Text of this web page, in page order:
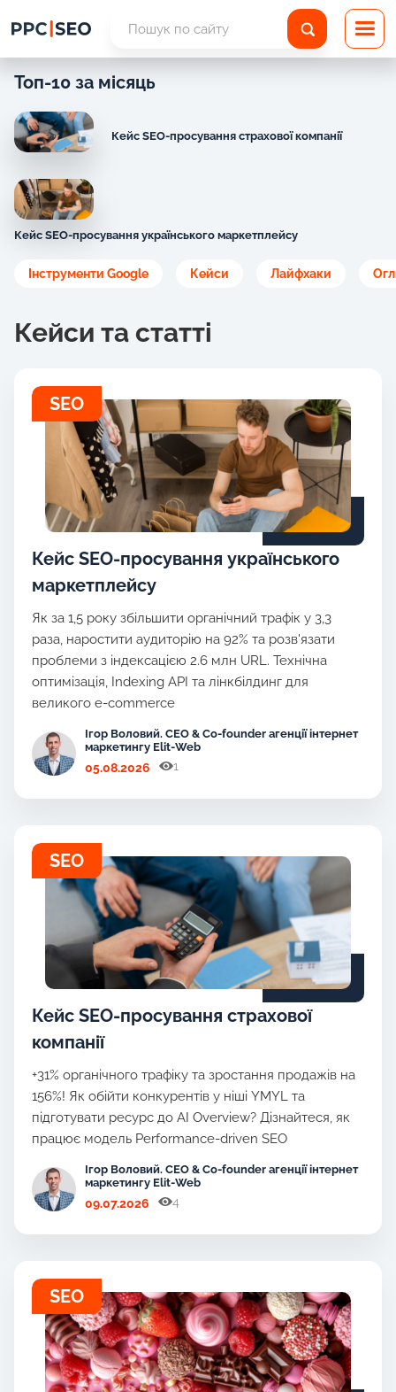
Топ-10 за місяць
Кейс SEO-просування страхової компанії
Кейс SEO-просування українського маркетплейсу
Інструменти Google Кейси Лайфхаки
Кейси та статті
SEO
Кейс SEO-просування українського
маркетплейсу
Як за 1,5 року збільшити органічний трафік у 3,3
раза, наростити аудиторію на 92% та розв'язати
проблеми з індексацією 2.6 млн URL. Технічна
оптимізація, Indexing API та лінкбілдинг для
великого e-commerce
Ігор Воловий. CEO & Co-founder агенції інтернет
маркетингу Elit-Web
05.08.2026 1
SEO
Кейс SEO-просування страхової
компанії
+31% органічного трафіку та зростання продажів на
156%! Як обійти конкурентів у ніші YMYL та
підготувати ресурс до AI Overview? Дізнайтеся, як
працює модель Performance-driven SEO
Ігор Воловий. CEO & Co-founder агенції інтернет
маркетингу Elit-Web
09.07.2026 4
SEO